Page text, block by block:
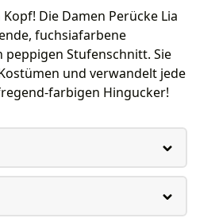
Die Damen Perücke Lia
fuchsiafarbene
peppigen Stufenschnitt. Sie
und verwandelt jede
farbigen Hingucker!